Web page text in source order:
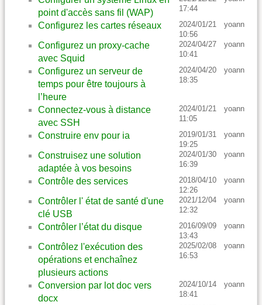
point d'accès sans fil (WAP)
17:44
Configurez les cartes réseaux
2024/01/21
10:56
yoann
Configurez un proxy-cache
avec Squid
2024/04/27
10:41
yoann
Configurez un serveur de
temps pour être toujours à
l’heure
2024/04/20
18:35
yoann
Connectez-vous à distance
avec SSH
2024/01/21
11:05
yoann
Construire env pour ia
2019/01/31
19:25
yoann
Construisez une solution
adaptée à vos besoins
2024/01/30
16:39
yoann
Contrôle des services
2018/04/10
12:26
yoann
Contrôler l' état de santé d'une
clé USB
2021/12/04
12:32
yoann
Contrôler l’état du disque
2016/09/09
13:43
yoann
Contrôlez l'exécution des
opérations et enchaînez
plusieurs actions
2025/02/08
16:53
yoann
Conversion par lot doc vers
docx
2024/10/14
18:41
yoann